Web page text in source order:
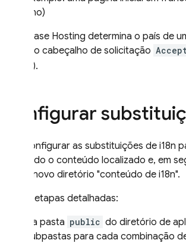
ano)
Firebase Hosting determina o país de
partir do cabeçalho de solicitação
).
Configurar
Para configurar as substituições de i18n
para todo o conteúdo localizado e, em
para o novo diretório "conteúdo de i18n".
Veja as etapas detalhadas:
Na pasta public do diretório de
subpastas para cada combinação